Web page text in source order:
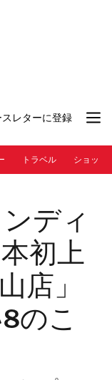
スレターに登録
トラベル ショッピ
ディ
初上
店」
のこ